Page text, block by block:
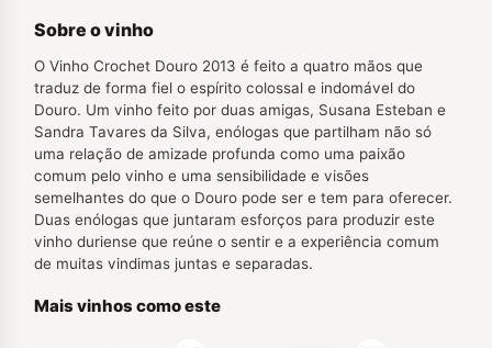
Sobre o vinho
O Vinho Crochet Douro 2013 é feito a quatro mãos que
traduz de forma fiel o espírito colossal e indomável do
Douro. Um vinho feito por duas amigas, Susana Esteban e
Sandra Tavares da Silva, enólogas que partilham não só
uma relação de amizade profunda como uma paixão
comum pelo vinho e uma sensibilidade e visões
semelhantes do que o Douro pode ser e tem para oferecer.
Duas enólogas que juntaram esforços para produzir este
vinho duriense que reúne o sentir e a experiência comum
de muitas vindimas juntas e separadas.
Mais vinhos como este